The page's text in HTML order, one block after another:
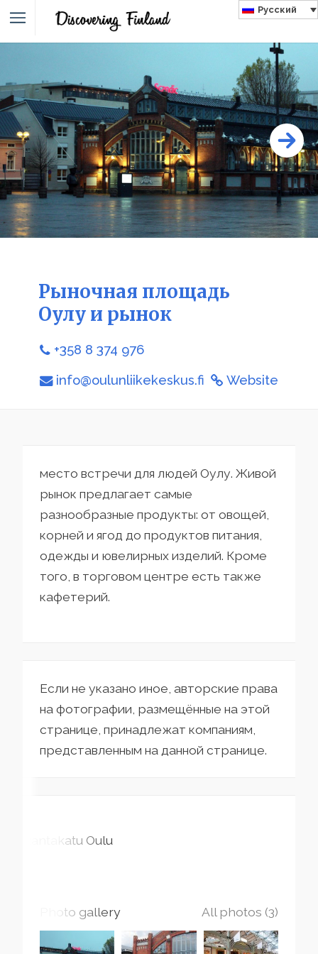
Русский
Рыночная площадь
Оулу и рынок
+358 8 374 976
info@oulunliikekeskus.fi Website
место встречи для людей Оулу. Живой
рынок предлагает самые
разнообразные продукты: от овощей,
корней и ягод до продуктов питания,
одежды и ювелирных изделий. Кроме
того, в торговом центре есть также
кафетерий.
Если не указано иное, авторские права
на фотографии, размещённые на этой
странице, принадлежат компаниям,
представленным на данной странице.
Rantakatu Oulu
Photo gallery All photos (3)